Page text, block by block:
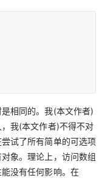
相同的。我(本文作者)
我(本文作者)不得不对
试了所有简单的可选项
象。理论上，访问数组
没有任何影响。在